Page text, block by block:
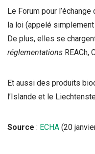
Le Forum pour
la loi (appelé
De plus, elles se
réglementations REACh,
Et aussi des produits
l’Islande et le
Source : ECHA (20